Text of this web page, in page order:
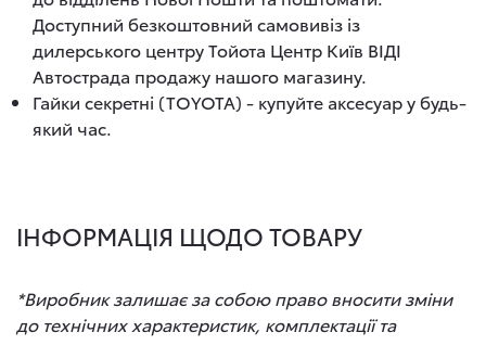
Доступний безкоштовний самовивіз із
дилерського центру Тойота Центр Київ ВІДІ
Автострада продажу нашого магазину.
Гайки секретні (ТOYOTA) - купуйте аксесуар у будь-
який час.
ІНФОРМАЦІЯ ЩОДО ТОВАРУ
*Виробник залишає за собою право вносити зміни
до технічних характеристик, комплектації та